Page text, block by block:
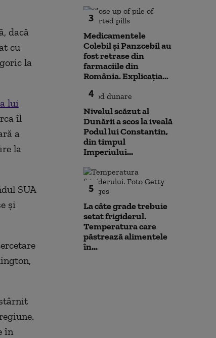
dacă
cu
la
lui
îl
a
la
SUA
și
în
3
Medicamentele
Colebil și Panzcebil au
fost retrase din
farmaciile din
România. Explicația...
4
Nivelul scăzut al
Dunării a scos la iveală
Podul lui Constantin,
din timpul
Imperiului...
5
La câte grade trebuie
setat frigiderul.
Temperatura care
păstrează alimentele
în...